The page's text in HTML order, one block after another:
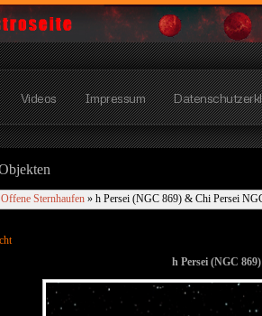
Videos Impressum
Offene Sternhaufen » h Persei (NGC 869) & Chi Persei
h Persei (NGC